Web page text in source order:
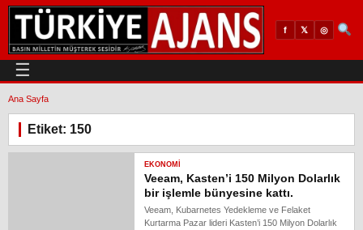
f 𝕏 ◎
☰
Ana Sayfa
Etiket: 150
EKONOMI
Veeam, Kasten’i 150 Milyon Dolarlık
bir işlemle bünyesine kattı.
Veeam, Kubarnetes Yedekleme ve Felaket
Kurtarma Pazar lideri Kasten’i 150 Milyon Dolarlık